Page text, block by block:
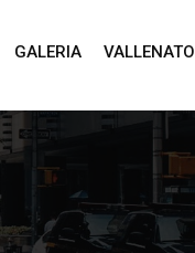
GALERIA VALLENATO